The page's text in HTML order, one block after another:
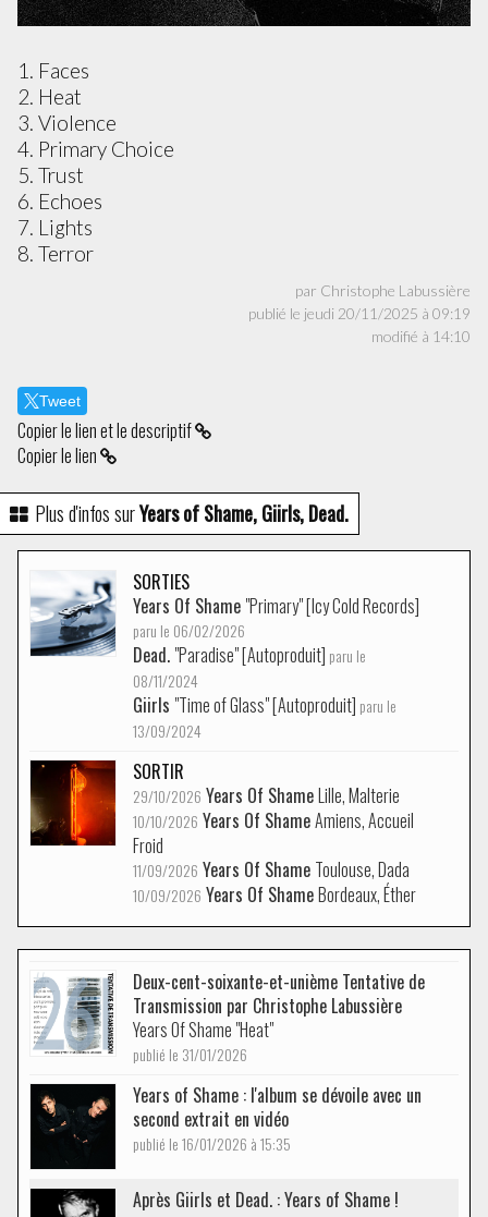
1. Faces
2. Heat
3. Violence
4. Primary Choice
5. Trust
6. Echoes
7. Lights
8. Terror
par Christophe Labussière
publié le jeudi 20/11/2025 à 09:19
modifié à 14:10
Tweet
Copier le lien et le descriptif
Copier le lien
Plus d'infos surYears of Shame, Giirls, Dead.
SORTIES
Years Of Shame "Primary" [Icy Cold Records]
paru le 06/02/2026
Dead. "Paradise" [Autoproduit] paru le
08/11/2024
Giirls "Time of Glass" [Autoproduit] paru le
13/09/2024
SORTIR
29/10/2026 Years Of ShameLille, Malterie
10/10/2026 Years Of ShameAmiens, Accueil
Froid
11/09/2026 Years Of Shame Toulouse, Dada
10/09/2026 Years Of ShameBordeaux, Éther
Deux-cent-soixante-et-unième Tentative de
Transmission par Christophe Labussière
Years Of Shame "Heat"
publié le 31/01/2026
Years of Shame : l'album se dévoile avec un
second extrait en vidéo
publié le 16/01/2026 à 15:35
Après Giirls et Dead. : Years of Shame !